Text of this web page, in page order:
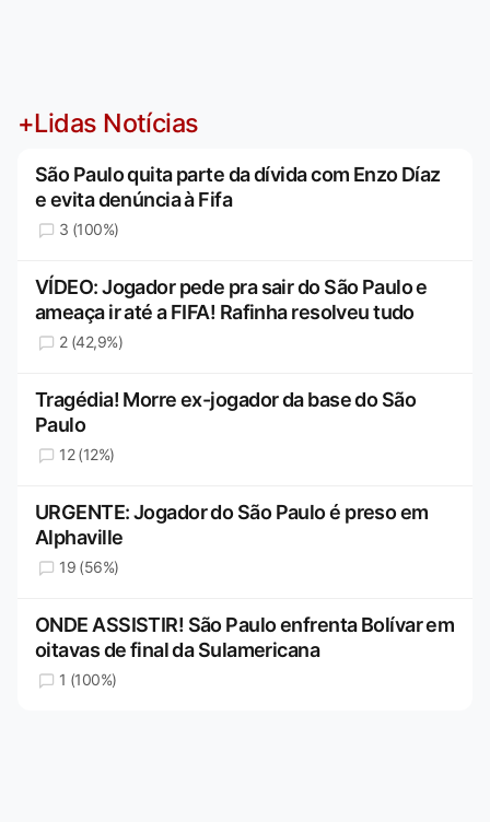
+Lidas Notícias
São Paulo quita parte da dívida com Enzo Díaz
e evita denúncia à Fifa
3 (100%)
VÍDEO: Jogador pede pra sair do São Paulo e
ameaça ir até a FIFA! Rafinha resolveu tudo
2 (42,9%)
Tragédia! Morre ex-jogador da base do São
Paulo
12 (12%)
URGENTE: Jogador do São Paulo é preso em
Alphaville
19 (56%)
ONDE ASSISTIR! São Paulo enfrenta Bolívar em
oitavas de final da Sulamericana
1 (100%)